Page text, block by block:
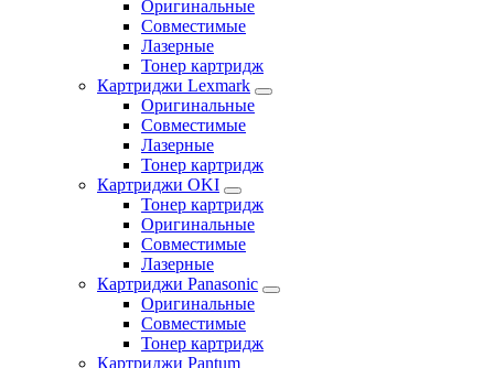
Оригинальные
Совместимые
Лазерные
Тонер картридж
Картриджи Lexmark
Оригинальные
Совместимые
Лазерные
Тонер картридж
Картриджи OKI
Тонер картридж
Оригинальные
Совместимые
Лазерные
Картриджи Panasonic
Оригинальные
Совместимые
Тонер картридж
Картриджи Pantum